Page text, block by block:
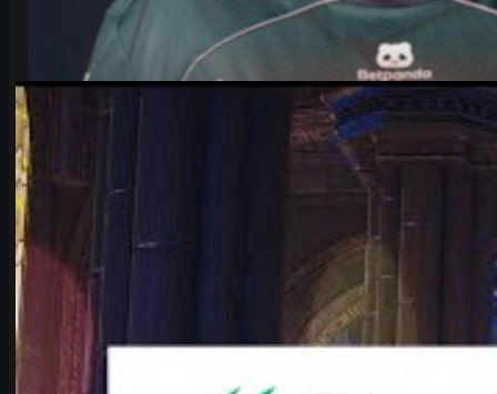
afMichael Johnson
Counter-Strike 2juni 17, 2026
Falcons vs. Vitality – det mest spændende IEM
Cologne 2026-opgør
Hvorfor Falcons vs. Vitality er det mest spændende IEM Cologne
Major 2026-playoffs opgør – historien, nøgletallene, maps,
karrigan vs. ropz og CS2 skins.
juni 17, 2026